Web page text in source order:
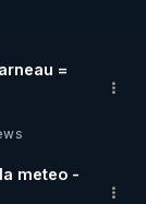
=
meteo -